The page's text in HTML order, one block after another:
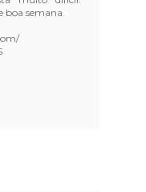
semana.